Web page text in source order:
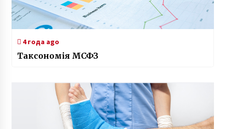
4 года ago
Таксономія МСФЗ